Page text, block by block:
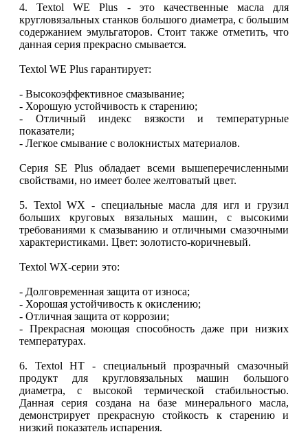
4. Textol WE Plus - это качественные масла для
кругловязальных станков большого диаметра, с большим
содержанием эмульгаторов. Стоит также отметить, что
данная серия прекрасно смывается.
Textol WE Plus гарантирует:
- Высокоэффективное смазывание;
- Хорошую устойчивость к старению;
- Отличный индекс вязкости и температурные
показатели;
- Легкое смывание с волокнистых материалов.
Серия SE Plus обладает всеми вышеперечисленными
свойствами, но имеет более желтоватый цвет.
5. Textol WX - специальные масла для игл и грузил
больших круговых вязальных машин, с высокими
требованиями к смазыванию и отличными смазочными
характеристиками. Цвет: золотисто-коричневый.
Textol WX-серии это:
- Долговременная защита от износа;
- Хорошая устойчивость к окислению;
- Отличная защита от коррозии;
- Прекрасная моющая способность даже при низких
температурах.
6. Textol HT - специальный прозрачный смазочный
продукт для кругловязальных машин большого
диаметра, с высокой термической стабильностью.
Данная серия создана на базе минерального масла,
демонстрирует прекрасную стойкость к старению и
низкий показатель испарения.